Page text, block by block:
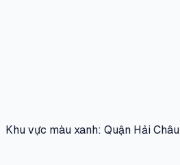
Khu vực màu xanh: Quận Hải Châu